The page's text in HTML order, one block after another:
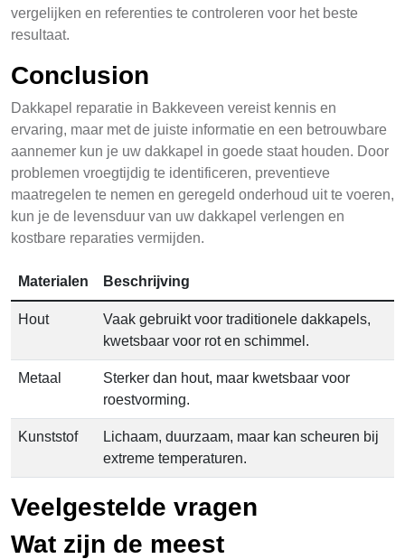
vergelijken en referenties te controleren voor het beste
resultaat.
Conclusion
Dakkapel reparatie in Bakkeveen vereist kennis en
ervaring, maar met de juiste informatie en een betrouwbare
aannemer kun je uw dakkapel in goede staat houden. Door
problemen vroegtijdig te identificeren, preventieve
maatregelen te nemen en geregeld onderhoud uit te voeren,
kun je de levensduur van uw dakkapel verlengen en
kostbare reparaties vermijden.
Materialen Beschrijving
Hout
Vaak gebruikt voor traditionele dakkapels,
kwetsbaar voor rot en schimmel.
Metaal
Sterker dan hout, maar kwetsbaar voor
roestvorming.
Kunststof
Lichaam, duurzaam, maar kan scheuren bij
extreme temperaturen.
Veelgestelde vragen
Wat zijn de meest